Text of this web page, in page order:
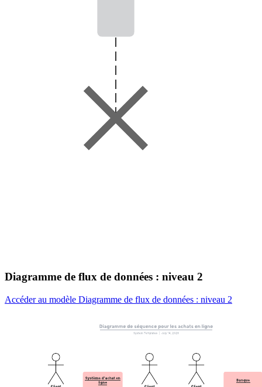
Diagramme de flux de données : niveau 2
Accéder au modèle Diagramme de flux de données : niveau 2